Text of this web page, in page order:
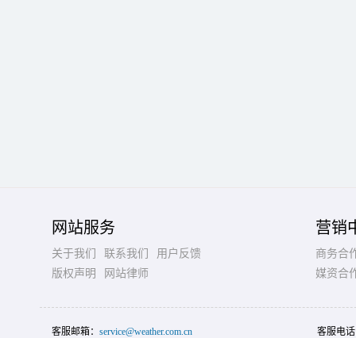
网站服务
关于我们 联系我们
用户反馈
版权声明
网站律师
营销
商务合
媒资合
客服邮箱： service@weather.com.cn 客服电